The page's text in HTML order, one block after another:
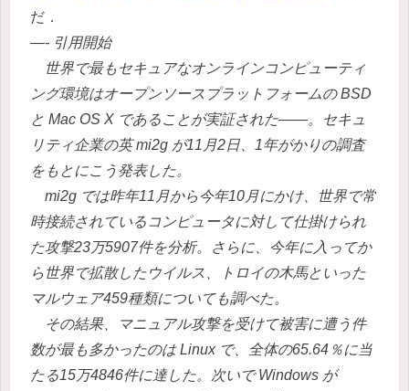
だ．
—- 引用開始
世界で最もセキュアなオンラインコンピューティ
ング環境はオープンソースプラットフォームの BSD
と Mac OS X であることが実証された――。セキュ
リティ企業の英 mi2g が11月2日、1年がかりの調査
をもとにこう発表した。
mi2g では昨年11月から今年10月にかけ、世界で常
時接続されているコンピュータに対して仕掛けられ
た攻撃23万5907件を分析。さらに、今年に入ってか
ら世界で拡散したウイルス、トロイの木馬といった
マルウェア459種類についても調べた。
その結果、マニュアル攻撃を受けて被害に遭う件
数が最も多かったのは Linux で、全体の65.64％に当
たる15万4846件に達した。次いで Windows が